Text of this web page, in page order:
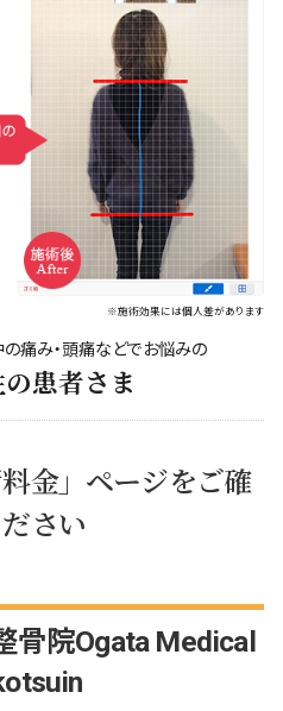
※施術効果には個人差があります
の痛み・頭痛などでお悩みの
患者さま
金」ページをご確
さい
骨院Ogata Medical